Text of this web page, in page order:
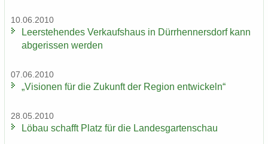
10.06.2010
Leer­ste­hen­des Ver­kaufs­haus in Dürr­hen­ners­dorf kann
ab­ge­ris­sen wer­den
07.06.2010
„Vi­sio­nen für die Zu­kunft der Re­gi­on ent­wi­ckeln“
28.05.2010
Löbau schafft Platz für die Lan­des­gar­ten­schau